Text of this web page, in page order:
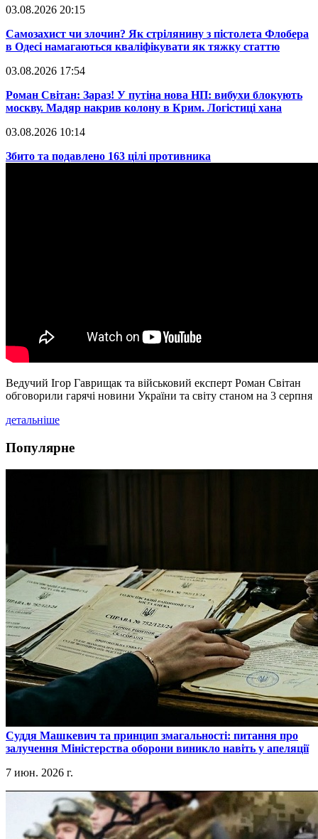
03.08.2026 20:15
​Самозахист чи злочин? Як стрілянину з пістолета Флобера
в Одесі намагаються кваліфікувати як тяжку статтю
03.08.2026 17:54
​Роман Світан: Зараз! У путіна нова НП: вибухи блокують
москву. Мадяр накрив колону в Крим. Логістиці хана
03.08.2026 10:14
​Збито та подавлено 163 цілі противника
Ведучий Ігор Гаврищак та військовий експерт Роман Світан
обговорили гарячі новини України та світу станом на 3 серпня
детальніше
Популярне
​Суддя Машкевич та принцип змагальності: питання про
залучення Міністерства оборони виникло навіть у апеляції
7 июн. 2026 г.